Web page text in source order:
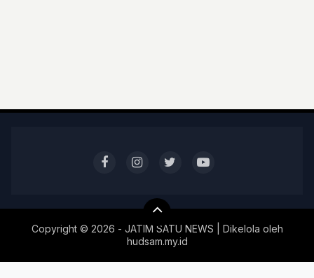
Copyright © 2026 - JATIM SATU NEWS | Dikelola oleh
hudsam.my.id